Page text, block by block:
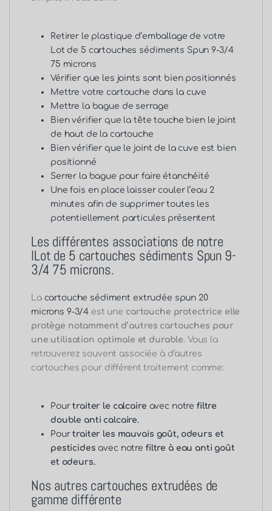
Retirer le plastique d’emballage de votre
Lot de 5 cartouches sédiments Spun 9-3/4
75 microns
Vérifier que les joints sont bien positionnés
Mettre votre cartouche dans la cuve
Mettre la bague de serrage
Bien vérifier que la tête touche bien le joint
de haut de la cartouche
Bien vérifier que le joint de la cuve est bien
positionné
Serrer la bague pour faire étanchéité
Une fois en place laisser couler l’eau 2
minutes afin de supprimer toutes les
potentiellement particules présentent
Les différentes associations de notre
lLot de 5 cartouches sédiments Spun 9-
3/4 75 microns.
La cartouche sédiment extrudée spun 20
microns 9-3/4 est une cartouche protectrice elle
protège notamment d’autres cartouches pour
une utilisation optimale et durable. Vous la
retrouverez souvent associée à d’autres
cartouches pour différent traitement comme:
Pourtraiter le calcaire avec notre filtre
double anti calcaire.
Pourtraiter les mauvais goût, odeurs et
pesticides avec notre filtre à eau anti goût
et odeurs.
Nos autres cartouches extrudées de
gamme différente